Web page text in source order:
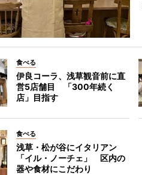
食べる
伊良コーラ、浅草観音前に直
営5店舗目 「300年続く
店」目指す
食べる
浅草・松が谷にイタリアン
「イル・ノーチェ」 区内の
器や食材にこだわり